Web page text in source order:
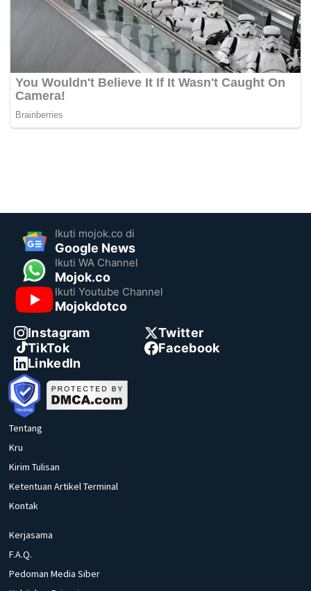
Ikuti mojok.co di
Google News
Ikuti WA Channel
Mojok.co
Ikuti Youtube Channel
Mojokdotco
Instagram
Twitter
TikTok
Facebook
LinkedIn
Tentang
Kru
Kirim Tulisan
Ketentuan Artikel Terminal
Kontak
Kerjasama
F.A.Q.
Pedoman Media Siber